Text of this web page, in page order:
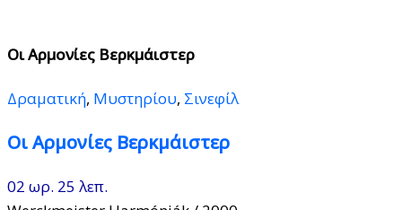
Οι Αρμονίες Βερκμάιστερ
Δραματική, Μυστηρίου, Σινεφίλ
Οι Αρμονίες Βερκμάιστερ
02 ωρ. 25 λεπ.